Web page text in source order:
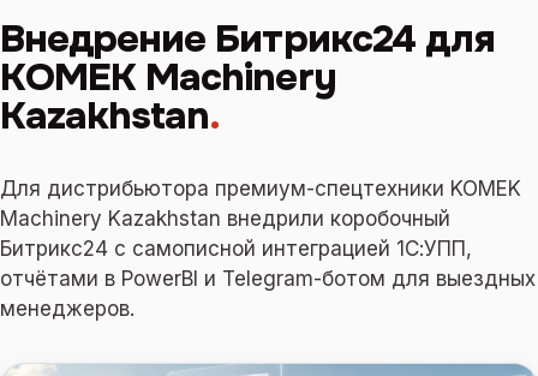
Внедрение Битрикс24 для
KOMEK Machinery
Kazakhstan.
Для дистрибьютора премиум-спецтехники KOMEK
Machinery Kazakhstan внедрили коробочный
Битрикс24 с самописной интеграцией 1С:УПП,
отчётами в PowerBI и Telegram-ботом для выездных
менеджеров.